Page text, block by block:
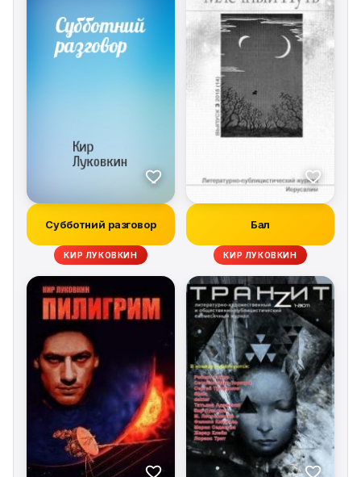
Субботний разговор
КИР ЛУКОВКИН
Бал
КИР ЛУКОВКИН